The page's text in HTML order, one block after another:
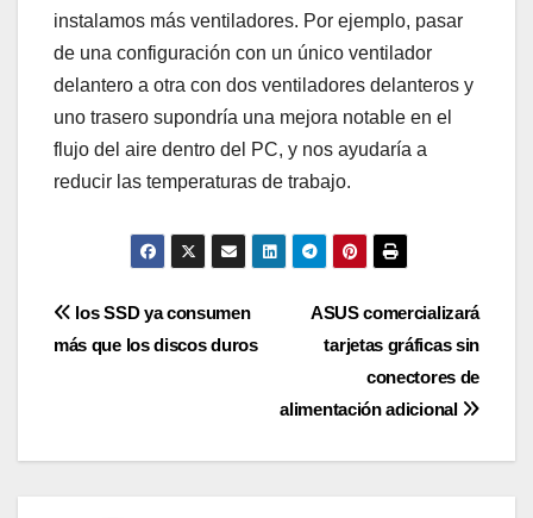
instalamos más ventiladores. Por ejemplo, pasar
de una configuración con un único ventilador
delantero a otra con dos ventiladores delanteros y
uno trasero supondría una mejora notable en el
flujo del aire dentro del PC, y nos ayudaría a
reducir las temperaturas de trabajo.
Navegación
ASUS comercializará
tarjetas gráficas sin
conectores de
alimentación adicional
los SSD ya consumen
más que los discos duros